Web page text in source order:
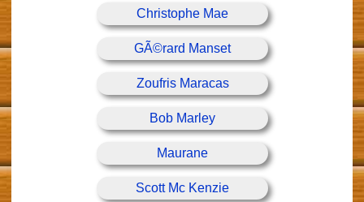
Christophe Mae
GÃ©rard Manset
Zoufris Maracas
Bob Marley
Maurane
Scott Mc Kenzie